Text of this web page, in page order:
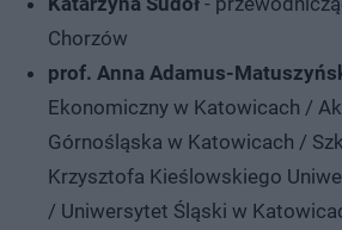
Chorzów
prof. Anna Adamus-
Ekonomiczny w Katowicach /
Górnośląska w Katowicach /
Krzysztofa Kieślowskiego
/ Uniwersytet Śląski w